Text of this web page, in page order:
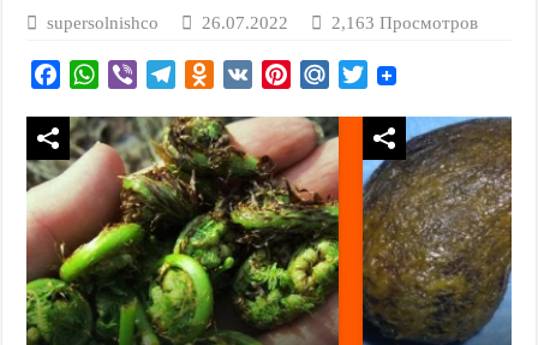
supersolnishco 26.07.2022 2,163 Просмотров
e
b
o
o
k
W
a
t
s
A
p
p
V
b
e
r
l
e
g
a
m
O
n
o
k
l
a
s
n
V
n
t
e
r
e
s
t
M
i
l
.
R
u
T
t
t
e
r